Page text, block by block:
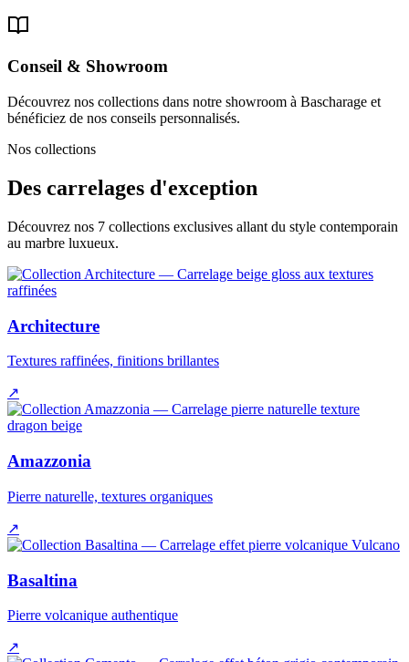
Conseil & Showroom
Découvrez nos collections dans notre showroom à Bascharage et
bénéficiez de nos conseils personnalisés.
Nos collections
Des carrelages d'exception
Découvrez nos 7 collections exclusives allant du style contemporain
au marbre luxueux.
Architecture
Textures raffinées, finitions brillantes
↗
Amazzonia
Pierre naturelle, textures organiques
↗
Basaltina
Pierre volcanique authentique
↗